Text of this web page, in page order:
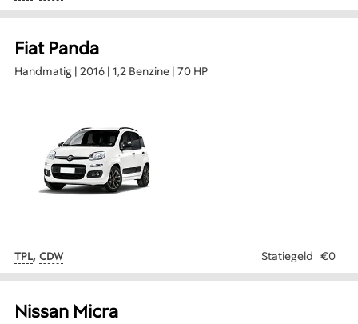
Fiat Panda
Handmatig | 2016 | 1,2 Benzine | 70 HP
TPL, CDW Statiegeld €0
Nissan Micra